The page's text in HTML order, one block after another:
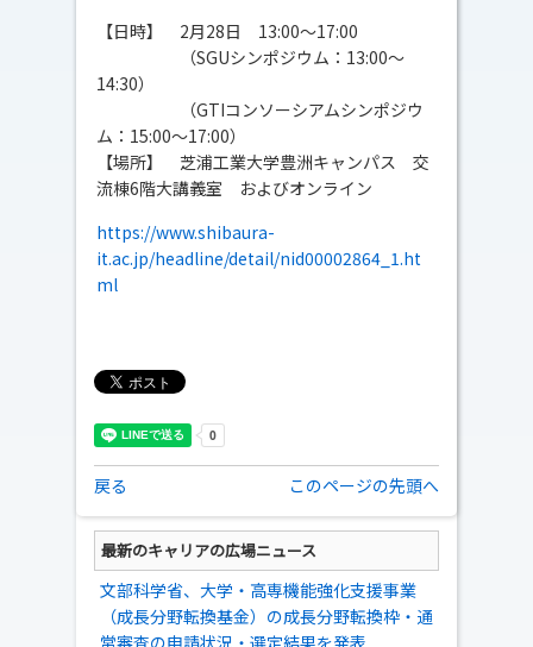
【日時】 2月28日 13:00～17:00
（SGUシンポジウム：13:00～
14:30）
（GTIコンソーシアムシンポジウ
ム：15:00～17:00）
【場所】 芝浦工業大学豊洲キャンパス 交
流棟6階大講義室 およびオンライン
https://www.shibaura-
it.ac.jp/headline/detail/nid00002864_1.ht
ml
戻る このページの先頭へ
最新のキャリアの広場ニュース
文部科学省、大学・高専機能強化支援事業
（成長分野転換基金）の成長分野転換枠・通
常審査の申請状況・選定結果を発表